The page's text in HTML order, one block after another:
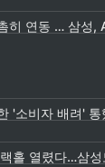
히 연동 … 삼성,
'소비자 배려' 통
홀 열렸다…삼성